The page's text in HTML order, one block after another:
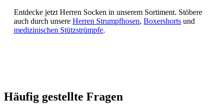
Entdecke jetzt Herren Socken in unserem Sortiment. Stöbere
auch durch unsere Herren Strumpfhosen, Boxershorts und
medizinischen Stützstrümpfe.
Häufig gestellte Fragen